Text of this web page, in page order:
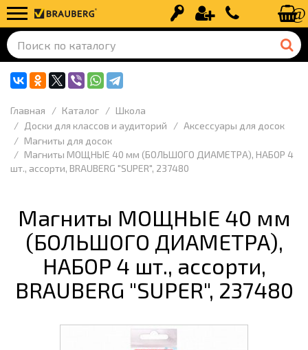
Вход Регистрация+7 (499) 110-
Главная Каталог
Школа
Доски для классов и аудиторий
Аксессуары для досок
Магниты для досок
Магниты МОЩНЫЕ 40 мм (БОЛЬШОГО ДИАМЕТРА), НАБОР 4
шт., ассорти, BRAUBERG "SUPER", 237480
Магниты МОЩНЫЕ 40 мм
(БОЛЬШОГО ДИАМЕТРА),
НАБОР 4 шт., ассорти,
BRAUBERG "SUPER", 237480